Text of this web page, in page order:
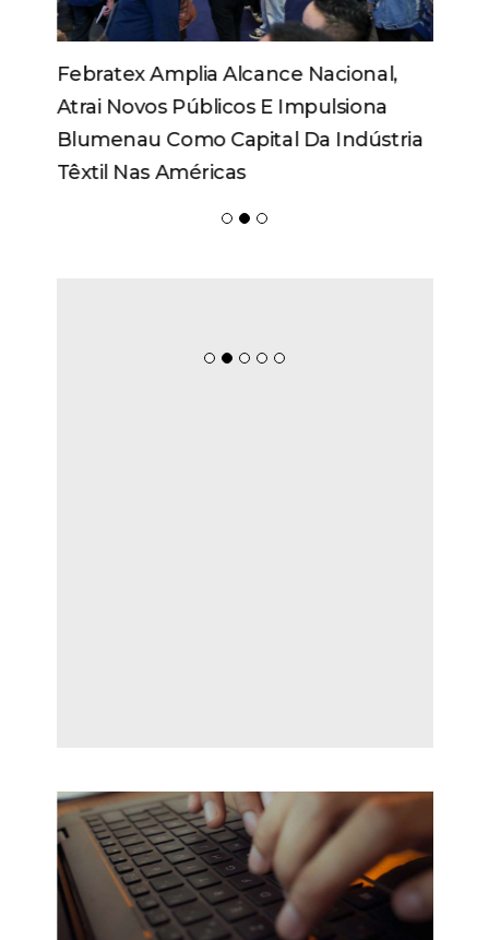
Febratex Amplia Alcance Nacional,
Atrai Novos Públicos E Impulsiona
Blumenau Como Capital Da Indústria
Têxtil Nas Américas